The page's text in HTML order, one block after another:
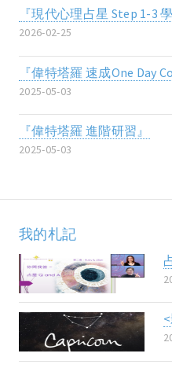
『現代心理占星 Step 1-3
2026-02-25
『偉特塔羅 速成One Day
2025-05-03
『偉特塔羅 進階研習』
2025-05-03
我的札記